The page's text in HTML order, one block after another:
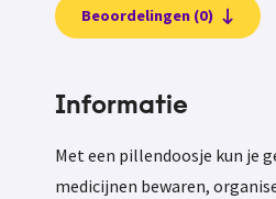
Beoordelingen (0)
Informatie
Met een pillendoosje kun je
medicijnen bewaren,